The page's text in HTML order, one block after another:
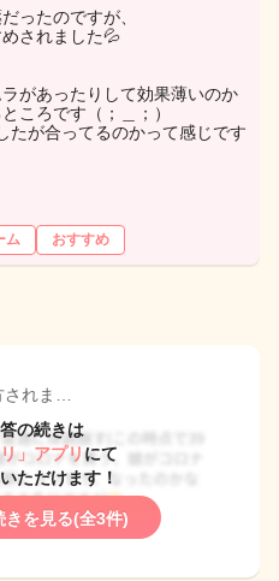
ったのですが、
されました💦
があったりして効果薄いのか
ころです（；＿；）
たが合ってるのかって感じです
ム おすすめ
れま…
の続きは
」アプリ にて
ただけます！
きを見る(全3件)